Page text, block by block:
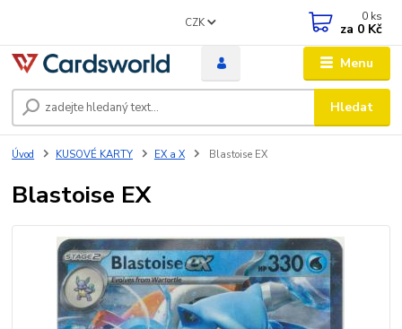
Menu
CZK
Hledat
0 ks
za 0 Kč
Úvod KUSOVÉ KARTY EX a X Blastoise EX
Blastoise EX